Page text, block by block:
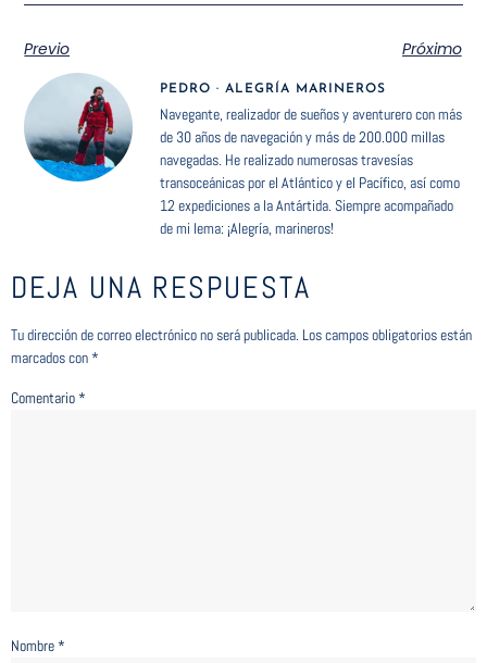
Previo Próximo
PEDRO · ALEGRÍA MARINEROS
Navegante, realizador de sueños y aventurero con más
de 30 años de navegación y más de 200.000 millas
navegadas. He realizado numerosas travesías
transoceánicas por el Atlántico y el Pacífico, así como
12 expediciones a la Antártida. Siempre acompañado
de mi lema: ¡Alegría, marineros!
DEJA UNA RESPUESTA
Tu dirección de correo electrónico no será publicada. Los campos obligatorios están
marcados con*
Comentario*
Nombre*